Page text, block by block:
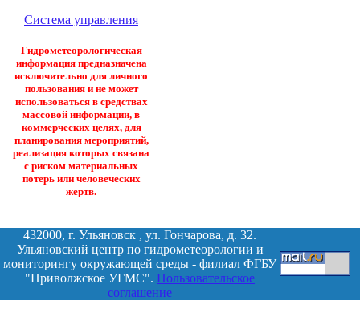
Система управления
Гидрометеорологическая
информация предназначена
исключительно для личного
пользования и не может
использоваться в средствах
массовой информации, в
коммерческих целях, для
планирования мероприятий,
реализация которых связана
с риском материальных
потерь или человеческих
жертв.
432000, г. Ульяновск , ул. Гончарова, д. 32.
Ульяновский центр по гидрометеорологии и
мониторингу окружающей среды - филиал ФГБУ
"Приволжское УГМС". Пользовательское
соглашение